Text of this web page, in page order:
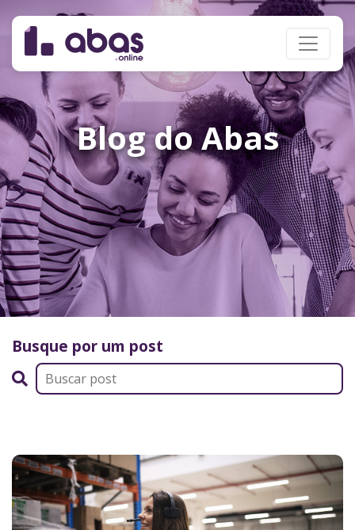
Blog do Abas
Busque por um post